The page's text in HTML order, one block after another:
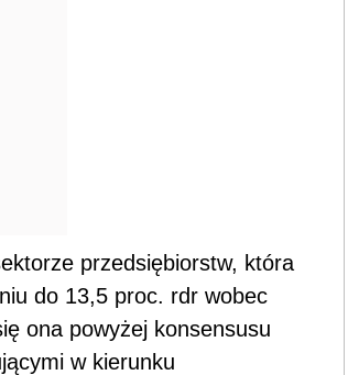
przedsiębiorstw, która
do 13,5 proc. rdr wobec
ona powyżej konsensusu
w kierunku